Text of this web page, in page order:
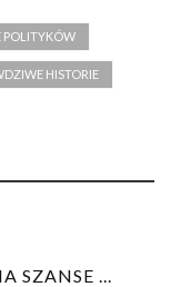
POLITYKÓW
HISTORIE
SZANSE ...